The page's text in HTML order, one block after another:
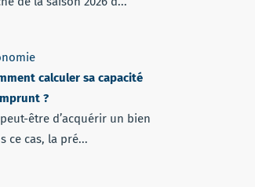
calculer sa capacité
?
être d’acquérir un bien
ce cas, la pré...